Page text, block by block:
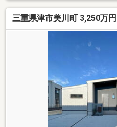
三重県津市美川町 3,250万